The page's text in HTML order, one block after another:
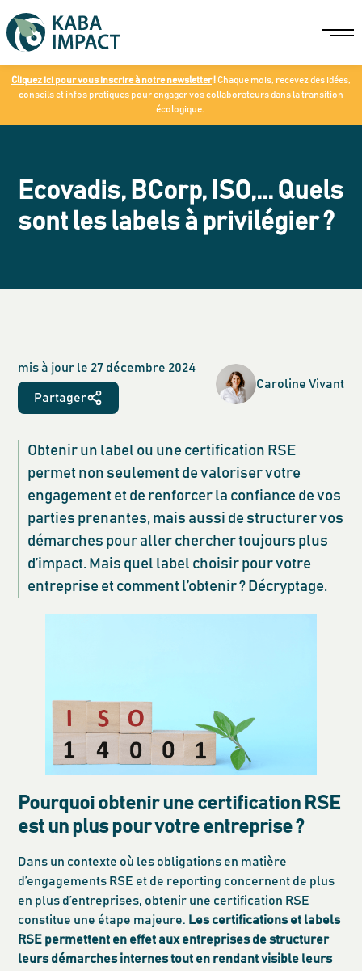
Cliquez ici pour vous inscrire à notre newsletter! Chaque mois, recevez des idées,
conseils et infos pratiques pour engager vos collaborateurs dans la transition
écologique.
Ecovadis, BCorp, ISO,... Quels
sont les labels à privilégier ?
mis à jour le 27 décembre 2024
Partager
Caroline Vivant
Obtenir un label ou une certification RSE
permet non seulement de valoriser votre
engagement et de renforcer la confiance de vos
parties prenantes, mais aussi de structurer vos
démarches pour aller chercher toujours plus
d’impact. Mais quel label choisir pour votre
entreprise et comment l’obtenir ? Décryptage.
Pourquoi obtenir une certification RSE
est un plus pour votre entreprise ?
Dans un contexte où les obligations en matière
d’engagements RSE et de reporting concernent de plus
en plus d’entreprises, obtenir une certification RSE
constitue une étape majeure. Les certifications et labels
RSE permettent en effet aux entreprises de structurer
leurs démarches internes tout en rendant visible leurs